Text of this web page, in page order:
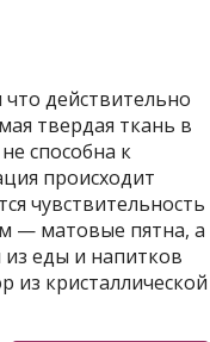
действительно
твердая ткань в
способна к
происходит
чувствительность
— матовые пятна, а
еды и напитков
кристаллической